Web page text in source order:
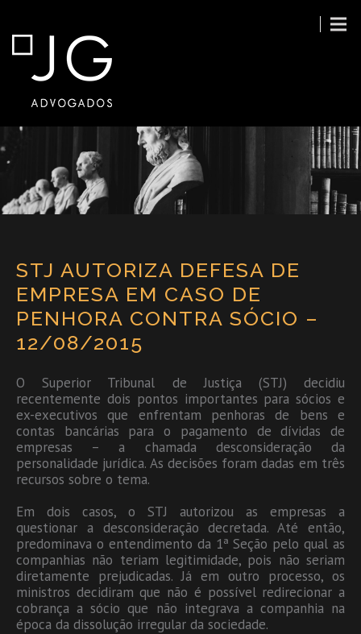
STJ AUTORIZA DEFESA DE
EMPRESA EM CASO DE
PENHORA CONTRA SÓCIO –
12/08/2015
O Superior Tribunal de Justiça (STJ) decidiu
recentemente dois pontos importantes para sócios e
ex-executivos que enfrentam penhoras de bens e
contas bancárias para o pagamento de dívidas de
empresas – a chamada desconsideração da
personalidade jurídica. As decisões foram dadas em três
recursos sobre o tema.
Em dois casos, o STJ autorizou as empresas a
questionar a desconsideração decretada. Até então,
predominava o entendimento da 1ª Seção pelo qual as
companhias não teriam legitimidade, pois não seriam
diretamente prejudicadas. Já em outro processo, os
ministros decidiram que não é possível redirecionar a
cobrança a sócio que não integrava a companhia na
época da dissolução irregular da sociedade.